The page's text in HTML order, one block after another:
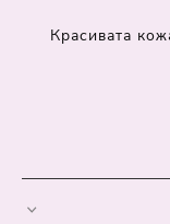
Красивата